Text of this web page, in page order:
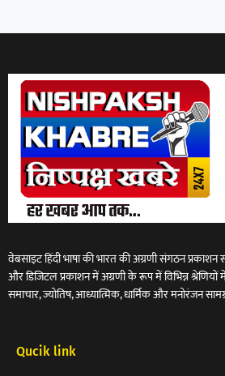
वेबसाइट हिंदी भाषा की भारत की अग्रणी संगठन
और डिजिटल प्रकाशन में अग्रणी के रूप में विभिन्न श्रेणियों
समाचार, ज्योतिष, आध्यात्मिक, धार्मिक और मनोरंजन
Qucik link